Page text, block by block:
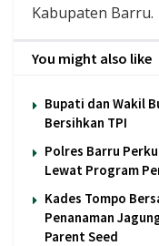
Kabupaten Barru.
You might also like
Bupati dan Wakil
Bersihkan TPI
Polres Barru
Lewat Program
Kades Tompo
Penanaman
Parent Seed